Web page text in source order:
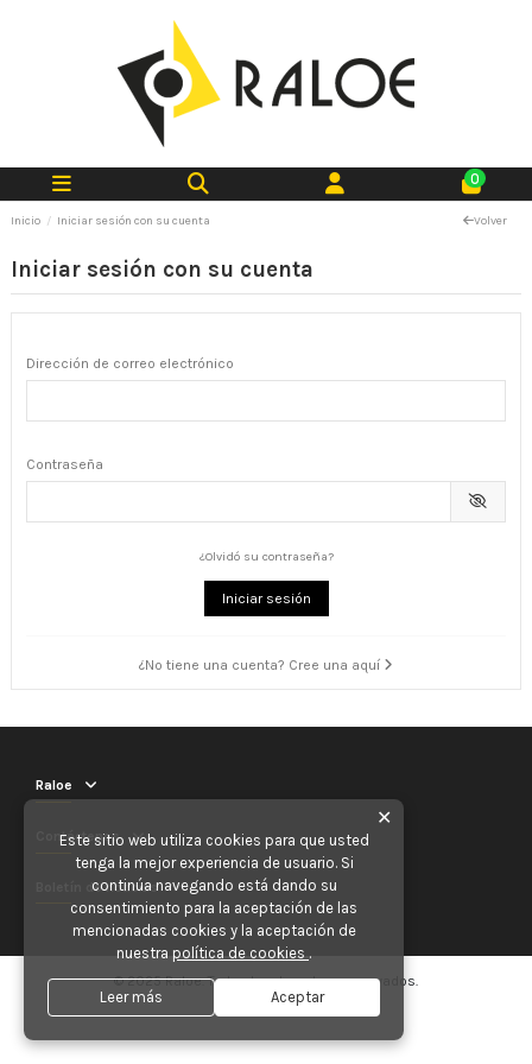
0
Inicio Iniciar sesión con su cuenta Volver
Iniciar sesión con su cuenta
Dirección de correo electrónico
Contraseña
¿Olvidó su contraseña?
Iniciar sesión
¿No tiene una cuenta? Cree una aquí
Raloe
Contáctenos
Boletín de noticias
© 2025 Raloe. Todos los derechos reservados.
✕
Este sitio web utiliza cookies para que usted
tenga la mejor experiencia de usuario. Si
continúa navegando está dando su
consentimiento para la aceptación de las
mencionadas cookies y la aceptación de
nuestra política de cookies .
Leer más Aceptar